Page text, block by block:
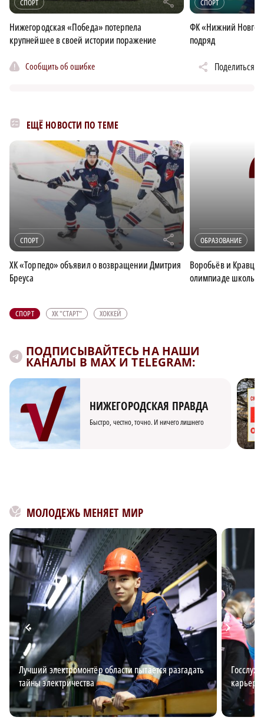
СПОРТ
Нижегородская «Победа» потерпела
крупнейшее в своей истории поражение
СПОРТ
ФК «Нижний
подряд
Сообщить об ошибке Поделиться
ЕЩЁ НОВОСТИ ПО ТЕМЕ
СПОРТ r
ХК «Торпедо» объявил о возвращении Дмитрия
Бреуса
ОБРАЗОВАНИЕ
Воробьёв и
олимпиаде
СПОРТ ХК "СТАРТ" ХОККЕЙ
ПОДПИСЫВАЙТЕСЬ НА НАШИ
КАНАЛЫ В MAX И TELEGRAM:
НИЖЕГОРОДСКАЯ ПРАВДА
Быстро, честно, точно. И ничего лишнего
МОЛОДЕЖЬ МЕНЯЕТ МИР
Лучший электромонтёр области пытается разгадать
тайны электричества